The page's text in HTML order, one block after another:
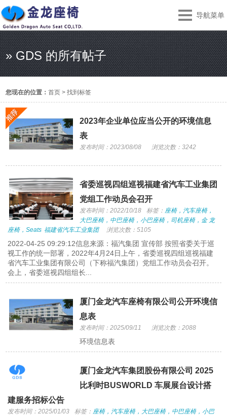
导航菜单
» GDS 的所有帖子
您现在的位置：首页 >找到标签
2023年企业单位应当公开的环境信息
表
发布时间：2023/08/08 浏览次数：3242
省委巡视四组巡视福建省汽车工业集团
党组工作动员会召开
发布时间：2022/10/18 标签： 座椅，汽车座椅，
大巴座椅，中巴座椅，小巴座椅，司机座椅，金 龙
座椅，Seats 福建省汽车工业集团 浏览次数：5105
2022-04-25 09:29:12信息来源：福汽集团 宣传部 按照省委关于巡
视工作的统一部署，2022年4月24日上午，省委巡视四组巡视福建
省汽车工业集团有限公司（下称福汽集团）党组工作动员会召开。
会上，省委巡视四组组长...
厦门金龙汽车座椅有限公司公开环境信
息表
发布时间：2025/09/11 浏览次数：2088
环境信息表
厦门金龙汽车集团股份有限公司 2025
比利时BUSWORLD 车展展台设计搭
建服务招标公告
发布时间：2025/01/03 标签： 座椅，汽车座椅，大巴座椅，中巴座椅，小巴